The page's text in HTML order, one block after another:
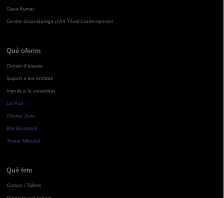
Casa Aymat
Centre Grau-Garriga d'Art Tèxtil Contemporani
Què oferim
Cessió d'espais
Suport a les entitats
Impuls a la creativitat
La Pua
Oficina Jove
Bar Bocamoll
Teatre Mira-sol
Què fem
Cursos i Tallers